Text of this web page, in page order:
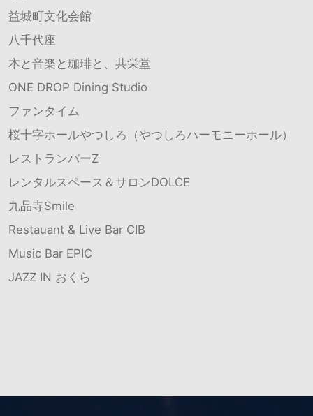
益城町文化会館
八千代座
本と音楽と珈琲と、共栄堂
ONE DROP Dining Studio
ファンタイム
桜十字ホールやつしろ（やつしろハーモニーホール）
レストランバーZ
レンタルスペース＆サロンDOLCE
九品寺Smile
Restauant & Live Bar CIB
Music Bar EPIC
JAZZ IN おくら